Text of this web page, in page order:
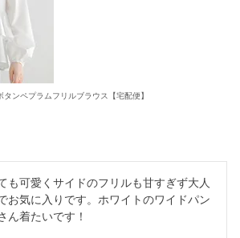
タンペプラムフリルブラウス【宅配便】
も可愛くサイドのフリルも甘すぎず大人
お気に入りです。ホワイトのワイドパン
ん着たいです！